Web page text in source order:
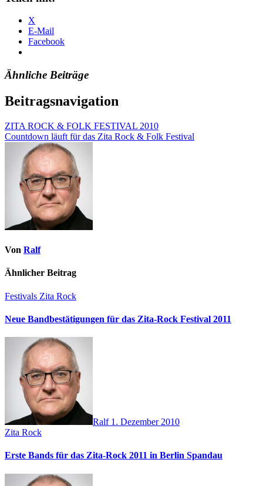
X
E-Mail
Facebook
Ähnliche Beiträge
Beitragsnavigation
ZITA ROCK & FOLK FESTIVAL 2010
Countdown läuft für das Zita Rock & Folk Festival
Von Ralf
Ähnlicher Beitrag
Festivals Zita Rock
Neue Bandbestätigungen für das Zita-Rock Festival 2011
Ralf 1. Dezember 2010
Zita Rock
Erste Bands für das Zita-Rock 2011 in Berlin Spandau